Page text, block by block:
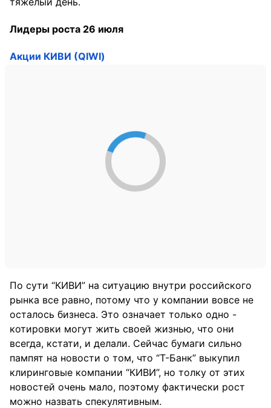
Лидеры роста 26 июля
Акции КИВИ (QIWI)
По сути “КИВИ” на ситуацию внутри российского
рынка все равно, потому что у компании вовсе не
осталось бизнеса. Это означает только одно -
котировки могут жить своей жизнью, что они
всегда, кстати, и делали. Сейчас бумаги сильно
пампят на новости о том, что “Т-Банк” выкупил
клиринговые компании “КИВИ”, но толку от этих
новостей очень мало, поэтому фактически рост
можно назвать спекулятивным.